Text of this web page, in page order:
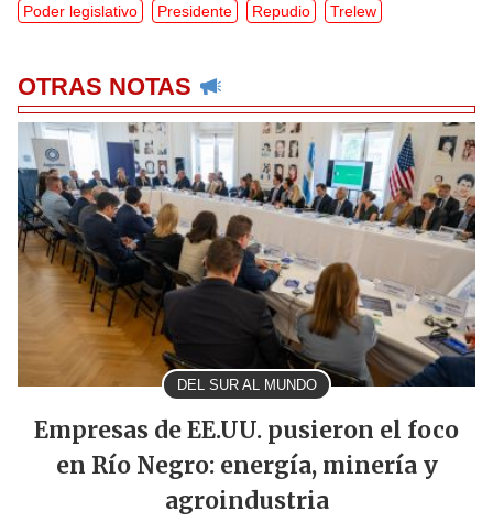
Poder legislativo
Presidente Repudio Trelew
OTRAS NOTAS
DEL SUR AL MUNDO
Empresas de EE.UU. pusieron el foco
en Río Negro: energía, minería y
agroindustria